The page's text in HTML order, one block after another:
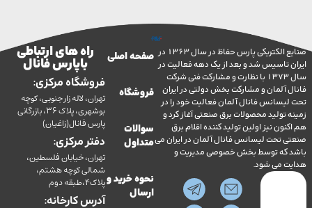
صنایع الکتریکی پارس حفاظ در سال 1363 در
شد و بعد از یک دهه فعالیت در
سال 1373 با نظارت و مشارکت فنی شرکت
و مشارکت بخش دولتی در ایران
فانال آلمان فعالیت خود را در
محصولات برق صنعتی آغاز کرد و
نیز اولین تولید کننده اقلام برق
لیسانس فانال آلمان در ایران می
توسط بخش خصوصی مدیریت و
می شود.
صفحه اصلی
فروشگاه
سوالات
متداول
نحوه خرید و
راه های ارتباطی
با پارس فانال
فروشگاه مرکزی:
تهران، لاله زار جنوبی، کوچه
بوشهری، پلاک 36، بازرگانی
پارس فانال(زاغیان)
دفتر مرکزی:
تهران، خیابان فلسطین،
شمالی کوچه هشتم،
پلاک4،طبقه دوم
آدرس کارخانه: